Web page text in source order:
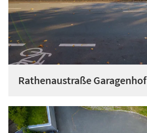
Rathenaustraße Garagenhof